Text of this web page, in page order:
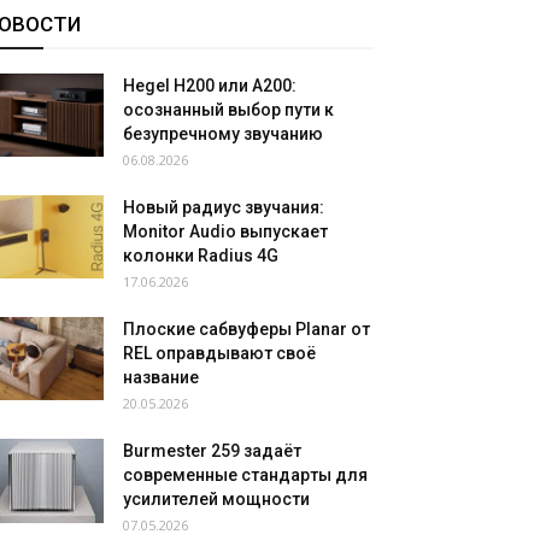
Hegel H200 или A200:
осознанный выбор пути к
безупречному звучанию
06.08.2026
Новый радиус звучания:
Monitor Audio выпускает
колонки Radius 4G
17.06.2026
Плоские сабвуферы Planar от
REL оправдывают своё
название
20.05.2026
Burmester 259 задаёт
современные стандарты для
усилителей мощности
07.05.2026